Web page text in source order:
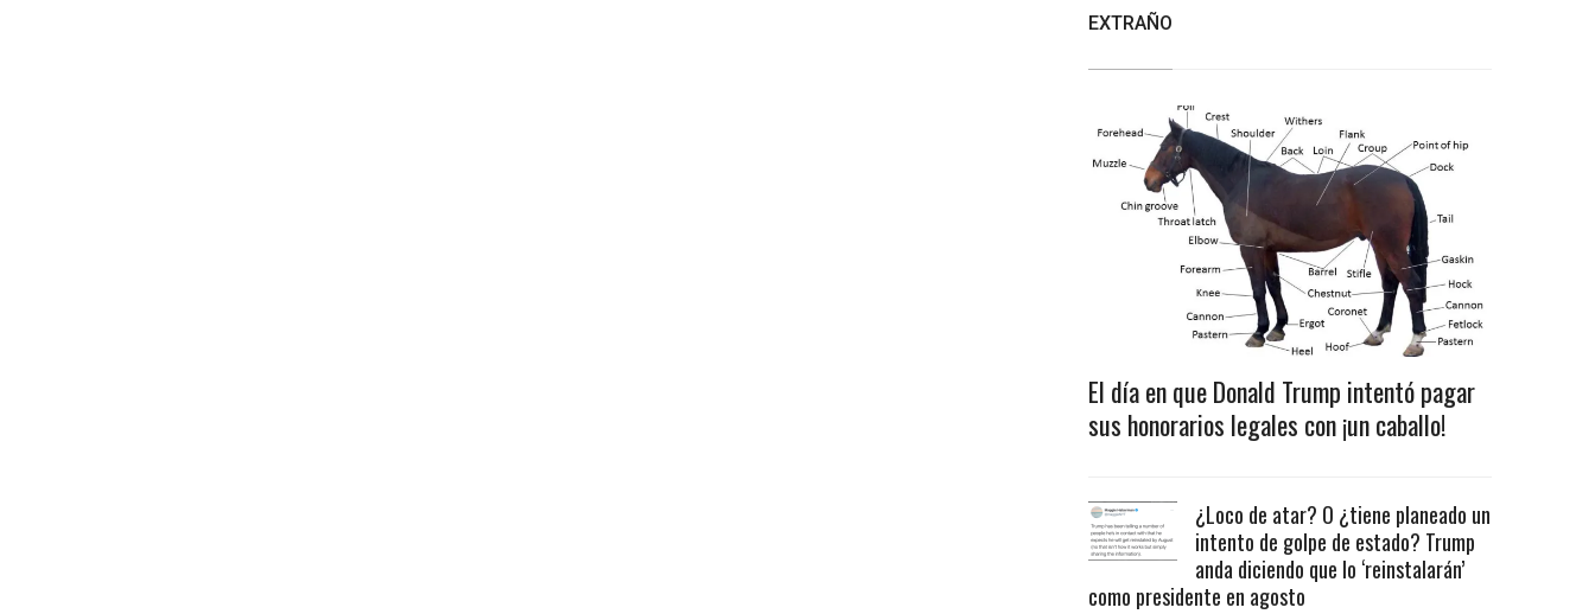
EXTRAÑO
El día en que Donald Trump intentó pagar
sus honorarios legales con ¡un caballo!
¿Loco de atar? O ¿tiene planeado un
intento de golpe de estado? Trump
anda diciendo que lo ‘reinstalarán’
como presidente en agosto